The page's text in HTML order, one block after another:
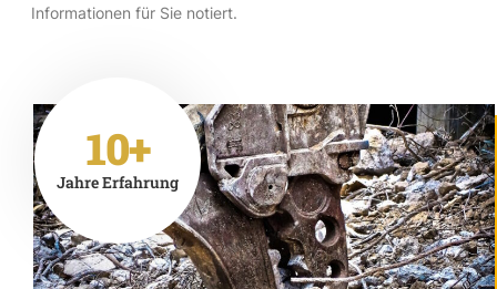
Informationen für Sie notiert.
10+
Jahre Erfahrung